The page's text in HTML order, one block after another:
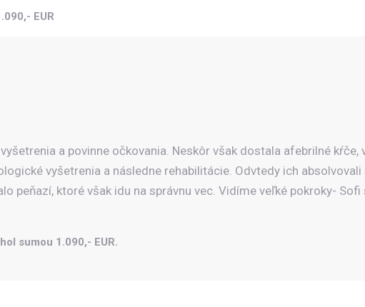
EUR
a povinne očkovania. Neskôr však dostala afebrilné kŕče,
vyšetrenia a následne rehabilitácie. Odvtedy ich
peňazí, ktoré však idu na správnu vec. Vidíme veľké pokroky-
sumou 1.090,- EUR.